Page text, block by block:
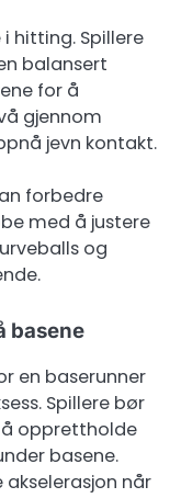
hitting. Spillere
balansert
for å
gjennom
jevn kontakt.
forbedre
med å justere
og
basene
en baserunner
Spillere bør
å opprettholde
basene.
når